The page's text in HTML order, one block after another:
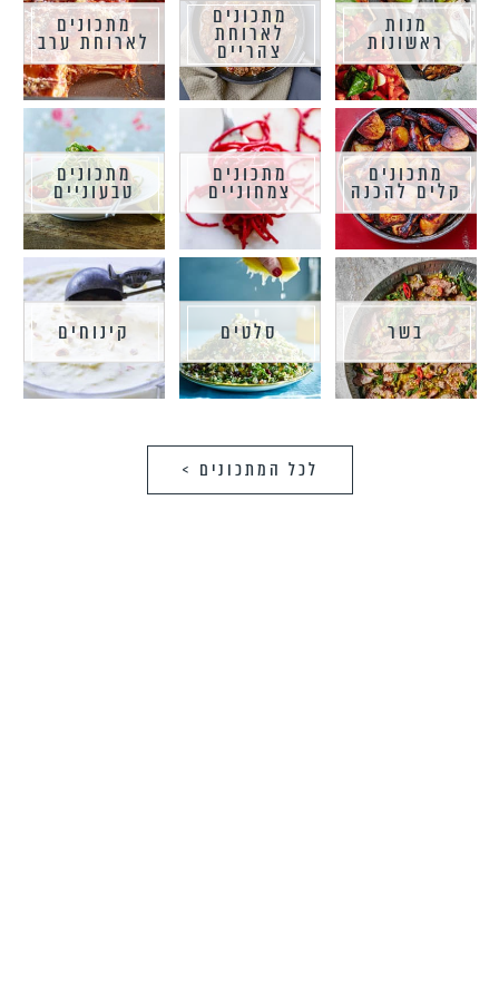
מנות
ראשונות
מתכונים
לארוחת
צהריים
מתכונים
לארוחת ערב
מתכונים
קלים להכנה
מתכונים
צמחוניים
מתכונים
טבעוניים
בשר סלטים קינוחים
לכל המתכונים >